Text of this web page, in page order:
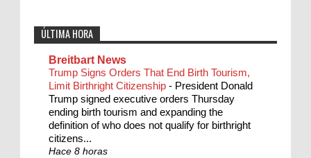
ÚLTIMA HORA
Breitbart News
Trump Signs Orders That End Birth Tourism,
Limit Birthright Citizenship - President Donald
Trump signed executive orders Thursday
ending birth tourism and expanding the
definition of who does not qualify for birthright
citizens...
Hace 8 horas